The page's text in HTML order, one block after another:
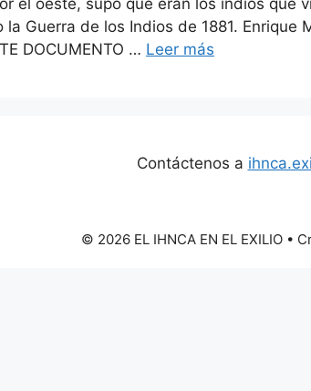
el oeste, supo que eran los indios
Guerra de los Indios de 1881. Enrique
DOCUMENTO … Leer más
Contáctenos a
© 2026 EL IHNCA EN EL EXILIO •